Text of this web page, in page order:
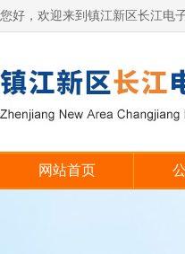
您好，欢迎来到镇江新区长江电
网站首页